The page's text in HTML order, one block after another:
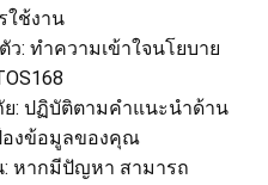
ใช้งาน
: ทำความเข้าใจนโยบาย
: ปฏิบัติตามคำแนะนำด้าน
องข้อมูลของคุณ
หากมีปัญหา สามารถ